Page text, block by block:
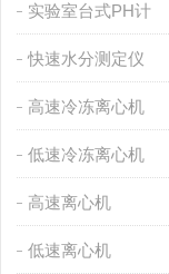
实验室台式PH计
快速水分测定仪
高速冷冻离心机
低速冷冻离心机
高速离心机
低速离心机